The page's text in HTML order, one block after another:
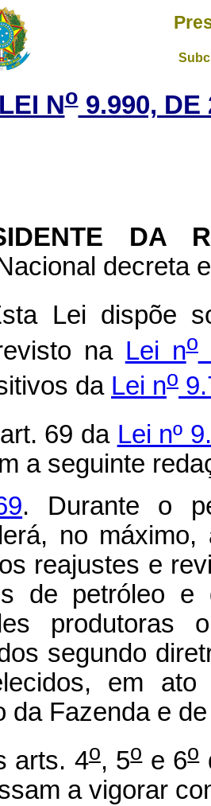
LEI No9.990, DE
DA
decreta
Lei dispõe
na Lei no
da Lei no
69 da Lei nº
a seguinte
. Durante o
no
reajustes e
de petróleo e
produtoras
segundo
em
da Fazenda e
arts. 4o, 5oe 6o
a vigorar